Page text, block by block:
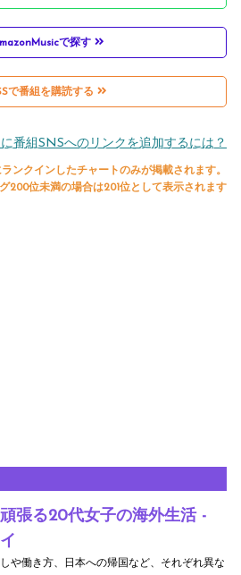
張る20代女子の海外生活 -
や働き方、日本への帰国など、それぞれ異な
で探す
で番組を購読する
番組SNSへのリンクを追加するには？
ンクインしたチャートのみが掲載されます。
200位未満の場合は201位として表示されます